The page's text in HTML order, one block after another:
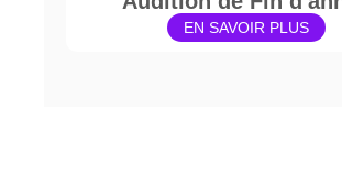
EN SAVOIR PLUS